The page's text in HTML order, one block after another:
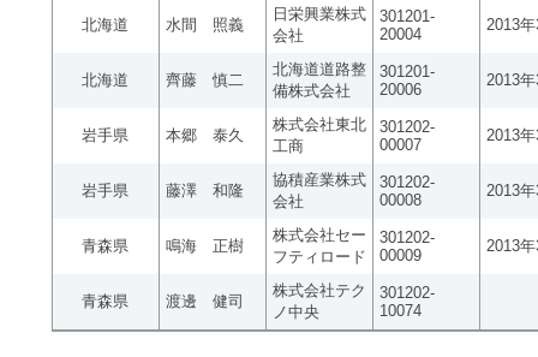
北海道 水間 照義
日栄興業株式
会社
301201-
20004
2013
北海道 齊藤 慎二
北海道道路整
備株式会社
301201-
20006
2013
岩手県 本郷 泰久
株式会社東北
工商
301202-
00007
2013
岩手県 藤澤 和隆
協積産業株式
会社
301202-
00008
2013
青森県 鳴海 正樹
株式会社セー
フティロード
301202-
00009
2013
青森県 渡邊 健司
株式会社テク
ノ中央
301202-
10074